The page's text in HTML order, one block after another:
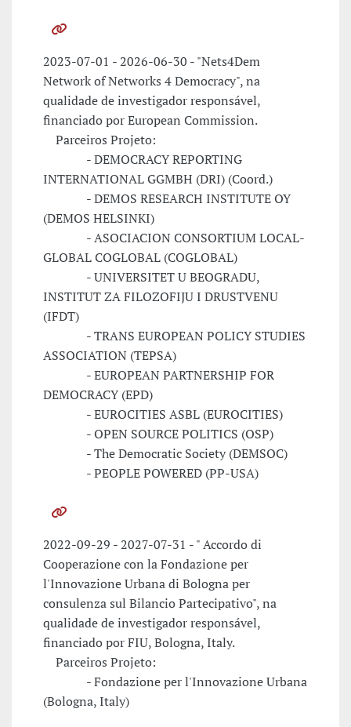
2023-07-01 - 2026-06-30 - "Nets4Dem
Network of Networks 4 Democracy", na
qualidade de investigador responsável,
financiado por European Commission.
Parceiros Projeto:
- DEMOCRACY REPORTING
INTERNATIONAL GGMBH (DRI) (Coord.)
- DEMOS RESEARCH INSTITUTE OY
(DEMOS HELSINKI)
- ASOCIACION CONSORTIUM LOCAL-
GLOBAL COGLOBAL (COGLOBAL)
- UNIVERSITET U BEOGRADU,
INSTITUT ZA FILOZOFIJU I DRUSTVENU
(IFDT)
- TRANS EUROPEAN POLICY STUDIES
ASSOCIATION (TEPSA)
- EUROPEAN PARTNERSHIP FOR
DEMOCRACY (EPD)
- EUROCITIES ASBL (EUROCITIES)
- OPEN SOURCE POLITICS (OSP)
- The Democratic Society (DEMSOC)
- PEOPLE POWERED (PP-USA)
2022-09-29 - 2027-07-31 - " Accordo di
Cooperazione con la Fondazione per
l'Innovazione Urbana di Bologna per
consulenza sul Bilancio Partecipativo", na
qualidade de investigador responsável,
financiado por FIU, Bologna, Italy.
Parceiros Projeto:
- Fondazione per l'Innovazione Urbana
(Bologna, Italy)